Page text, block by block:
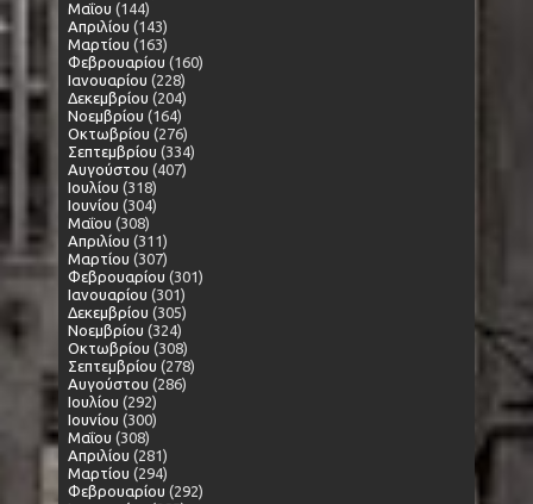
Μαΐου (144)
Απριλίου (143)
Μαρτίου (163)
Φεβρουαρίου (160)
Ιανουαρίου (228)
Δεκεμβρίου (204)
Νοεμβρίου (164)
Οκτωβρίου (276)
Σεπτεμβρίου (334)
Αυγούστου (407)
Ιουλίου (318)
Ιουνίου (304)
Μαΐου (308)
Απριλίου (311)
Μαρτίου (307)
Φεβρουαρίου (301)
Ιανουαρίου (301)
Δεκεμβρίου (305)
Νοεμβρίου (324)
Οκτωβρίου (308)
Σεπτεμβρίου (278)
Αυγούστου (286)
Ιουλίου (292)
Ιουνίου (300)
Μαΐου (308)
Απριλίου (281)
Μαρτίου (294)
Φεβρουαρίου (292)